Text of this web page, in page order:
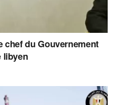
chef du Gouvernement
libyen